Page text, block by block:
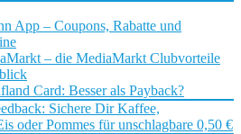
App – Coupons, Rabatte und
– die MediaMarkt Clubvorteile
Card: Besser als Payback?
Sichere Dir Kaffee,
oder Pommes für unschlagbare 0,50 €